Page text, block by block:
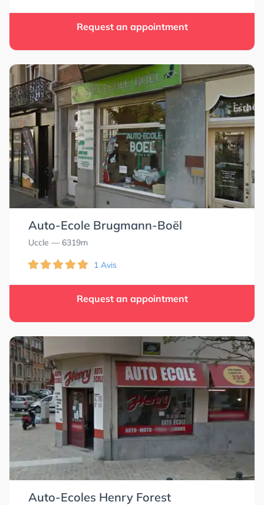
Request an appointment
Auto-Ecole Brugmann-Boël
Uccle — 6319m
1 Avis
Request an appointment
Auto-Ecoles Henry Forest